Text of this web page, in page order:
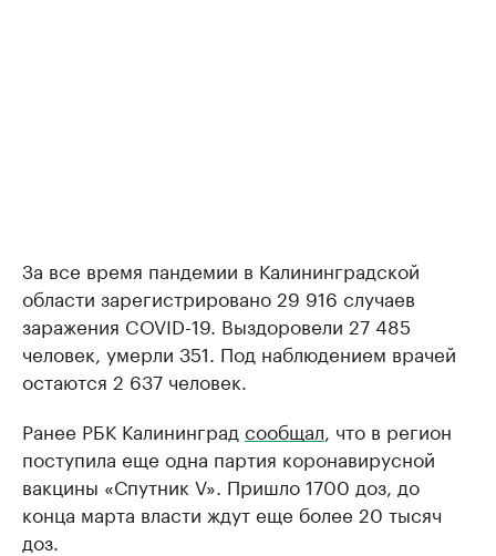
За все время пандемии в Калининградской
области зарегистрировано 29 916 случаев
заражения COVID-19. Выздоровели 27 485
человек, умерли 351. Под наблюдением врачей
остаются 2 637 человек.
Ранее РБК Калининград сообщал , что в регион
поступила еще одна партия коронавирусной
вакцины «Спутник V». Пришло 1700 доз, до
конца марта власти ждут еще более 20 тысяч
доз.